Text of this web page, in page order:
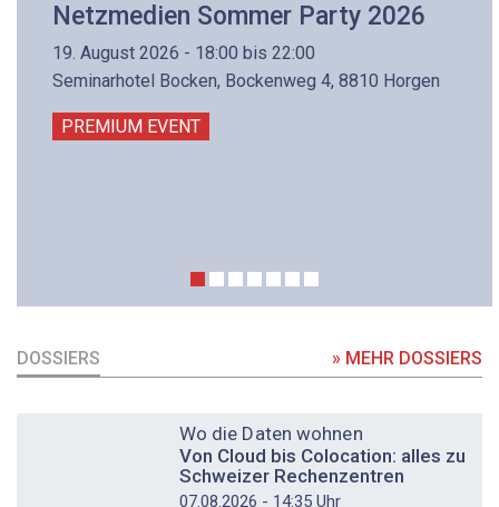
Netzmedien Sommer Party 2026
19. August 2026 - 18:00 bis 22:00
Seminarhotel Bocken, Bockenweg 4, 8810 Horgen
PREMIUM EVENT
DOSSIERS » MEHR DOSSIERS
Wo die Daten wohnen
Von Cloud bis Colocation: alles zu
Schweizer Rechenzentren
07.08.2026 - 14:35 Uhr